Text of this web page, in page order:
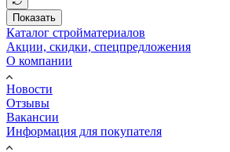
Показать
Каталог стройматериалов
Акции, скидки, спецпредложения
О компании
Новости
Отзывы
Вакансии
Информация для покупателя